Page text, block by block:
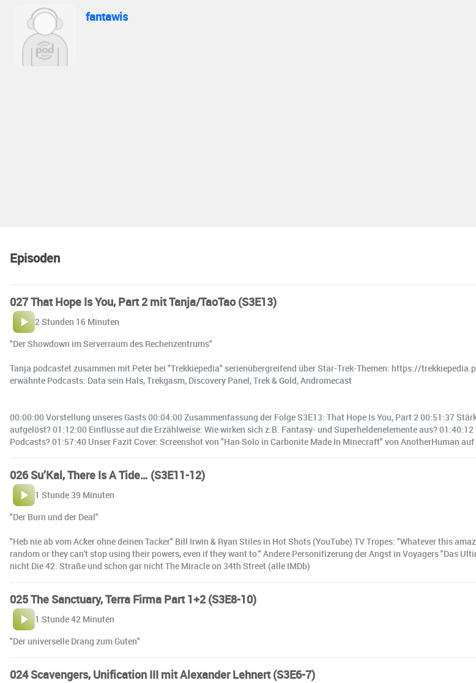
fantawis
Episoden
027 That Hope Is You, Part 2 mit Tanja/TaoTao (S3E13)
2 Stunden 16 Minuten
"Der Showdown im Serverraum des Rechenzentrums"
Tanja podcastet zusammen mit Peter bei "Trekkiepedia" serienübergreifend über Star-Trek-Themen: https://
erwähnte Podcasts: Data sein Hals, Trekgasm, Discovery Panel, Trek & Gold, Andromecast
00:00:00 Vorstellung unseres Gasts 00:04:00 Zusammenfassung der Folge S3E13: That Hope Is You, Part 2 00:51:37
aufgelöst? 01:12:00 Einflüsse auf die Erzählweise: Wie wirken sich z.B. Fantasy- und Superheldenelemente aus?
Podcasts? 01:57:40 Unser Fazit Cover: Screenshot von "Han Solo in Carbonite Made In Minecraft" von AnotherHuman auf
026 Su’Kal, There Is A Tide… (S3E11-12)
1 Stunde 39 Minuten
"Der Burn und der Deal"
"Heb nie ab vom Acker ohne deinen Tacker" Bill Irwin & Ryan Stiles in Hot Shots (YouTube) TV Tropes: "Whatever this
random or they can't stop using their powers, even if they want to." Andere Personifizerung der Angst in Voyagers "Das
nicht Die 42. Straße und schon gar nicht The Miracle on 34th Street (alle IMDb)
025 The Sanctuary, Terra Firma Part 1+2 (S3E8-10)
1 Stunde 42 Minuten
"Der universelle Drang zum Guten"
024 Scavengers, Unification III mit Alexander Lehnert (S3E6-7)